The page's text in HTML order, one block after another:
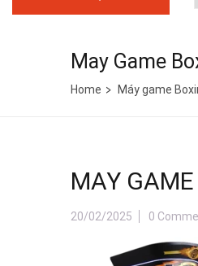
May Game
Home Máy game
MAY
20/02/2025 0